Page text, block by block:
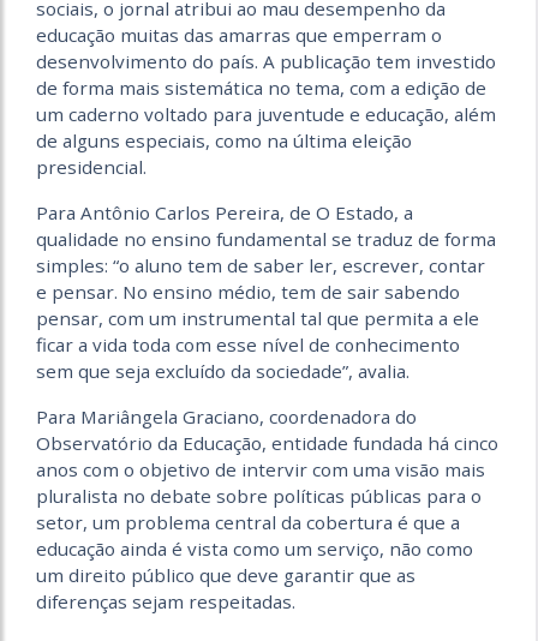
sociais, o jornal atribui ao mau desempenho da
educação muitas das amarras que emperram o
desenvolvimento do país. A publicação tem investido
de forma mais sistemática no tema, com a edição de
um caderno voltado para juventude e educação, além
de alguns especiais, como na última eleição
presidencial.
Para Antônio Carlos Pereira, de O Estado, a
qualidade no ensino fundamental se traduz de forma
simples: “o aluno tem de saber ler, escrever, contar
e pensar. No ensino médio, tem de sair sabendo
pensar, com um instrumental tal que permita a ele
ficar a vida toda com esse nível de conhecimento
sem que seja excluído da sociedade”, avalia.
Para Mariângela Graciano, coordenadora do
Observatório da Educação, entidade fundada há cinco
anos com o objetivo de intervir com uma visão mais
pluralista no debate sobre políticas públicas para o
setor, um problema central da cobertura é que a
educação ainda é vista como um serviço, não como
um direito público que deve garantir que as
diferenças sejam respeitadas.